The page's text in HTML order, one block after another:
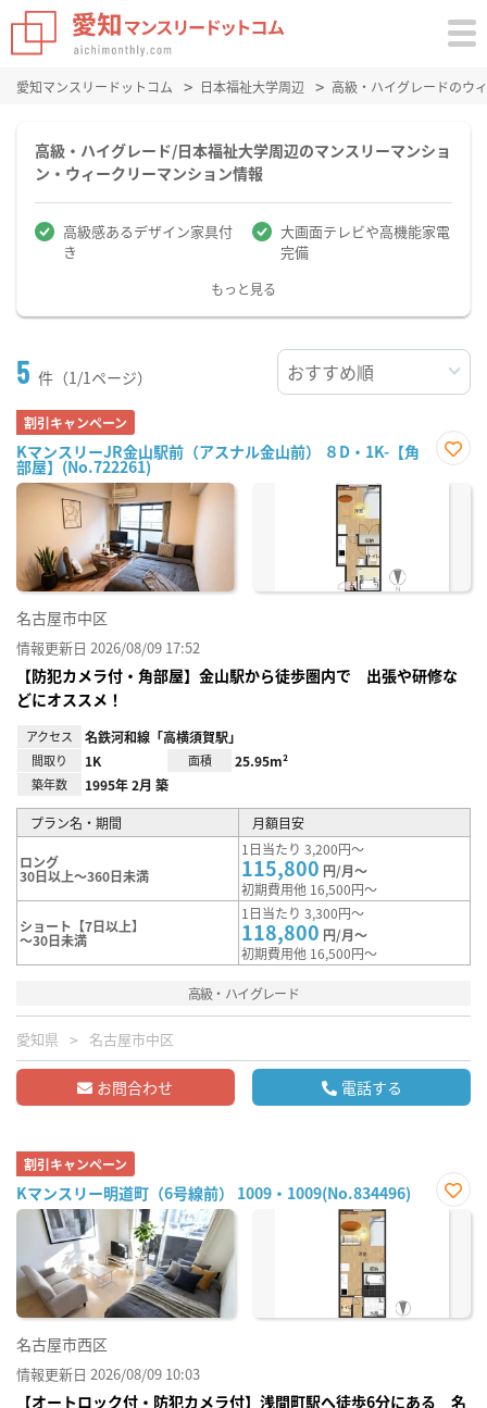
愛知マンスリードットコム 日本福祉大学周辺 高級・ハイグレードのウ
高級・ハイグレード/日本福祉大学周辺のマンスリーマンショ
ン・ウィークリーマンション情報
高級感あるデザイン家具付
き
大画面テレビや高機能家電
完備
もっと見る
5 件（1/1ページ）
割引キャンペーン
KマンスリーJR金山駅前（アスナル金山前） ８D・1K-【角
部屋】(No.722261)
に入
名古屋市中区
情報更新日 2026/08/09 17:52
【防犯カメラ付・角部屋】金山駅から徒歩圏内で 出張や研修な
どにオススメ！
アクセス 名鉄河和線「高横須賀駅」
間取り 1K 面積 25.95m²
築年数 1995年 2月 築
プラン名・期間 月額目安
ロング
30日以上～360日未満
1日当たり 3,200円～
115,800 円/月～
初期費用他 16,500円～
ショート【7日以上】
～30日未満
1日当たり 3,300円～
118,800 円/月～
初期費用他 16,500円～
高級・ハイグレード
愛知県 名古屋市中区
お問合わせ 電話する
割引キャンペーン
Kマンスリー明道町（6号線前） 1009・1009(No.834496)
お気
名古屋市西区
情報更新日 2026/08/09 10:03
【オートロック付・防犯カメラ付】浅間町駅へ徒歩6分にある 名